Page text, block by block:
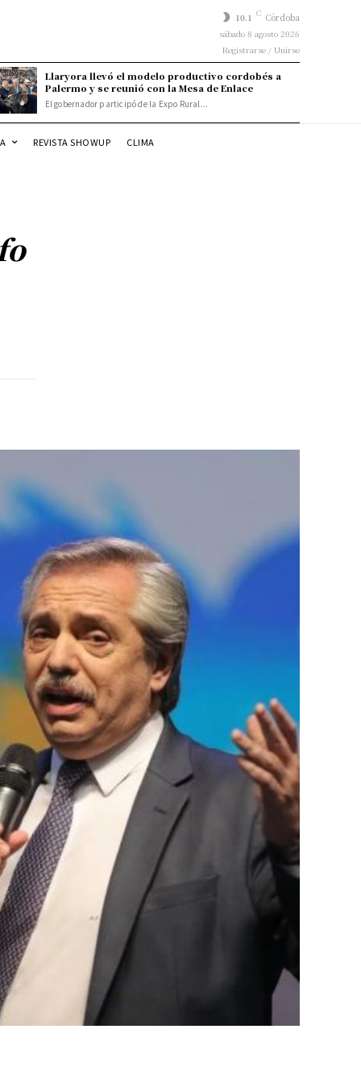
10.1 C Córdoba
sábado 8 agosto 2026
Registrarse / Unirse
Llaryora llevó el modelo productivo cordobés a
Palermo y se reunió con la Mesa de Enlace
El gobernador participó de la Expo Rural...
REVISTA SHOWUP CLIMA